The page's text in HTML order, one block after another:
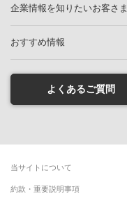
企業情報を知りたいお客さま
おすすめ情報
よくあるご質問
当サイトについて
約款・重要説明事項